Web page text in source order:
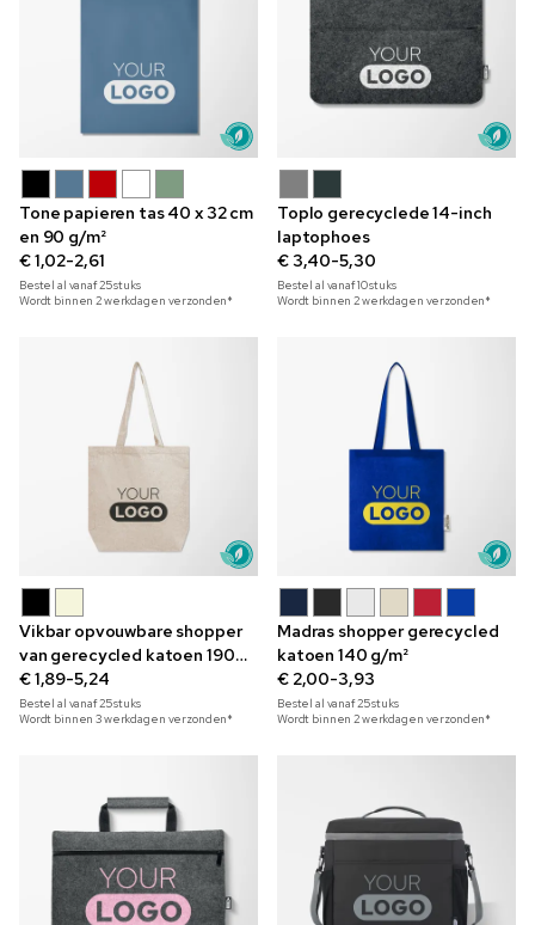
Tone papieren tas 40 x 32 cm
en 90 g/m²
€ 1,02-2,61
Bestel al vanaf25stuks
Wordt binnen 2 werkdagen verzonden*
Toplo gerecyclede 14-inch
laptophoes
€ 3,40-5,30
Bestel al vanaf10stuks
Wordt binnen 2 werkdagen verzonden*
Vikbar opvouwbare shopper
van gerecycled katoen 190
g/m²
€ 1,89-5,24
Bestel al vanaf25stuks
Wordt binnen 3 werkdagen verzonden*
Madras shopper gerecycled
katoen 140 g/m²
€ 2,00-3,93
Bestel al vanaf25stuks
Wordt binnen 2 werkdagen verzonden*